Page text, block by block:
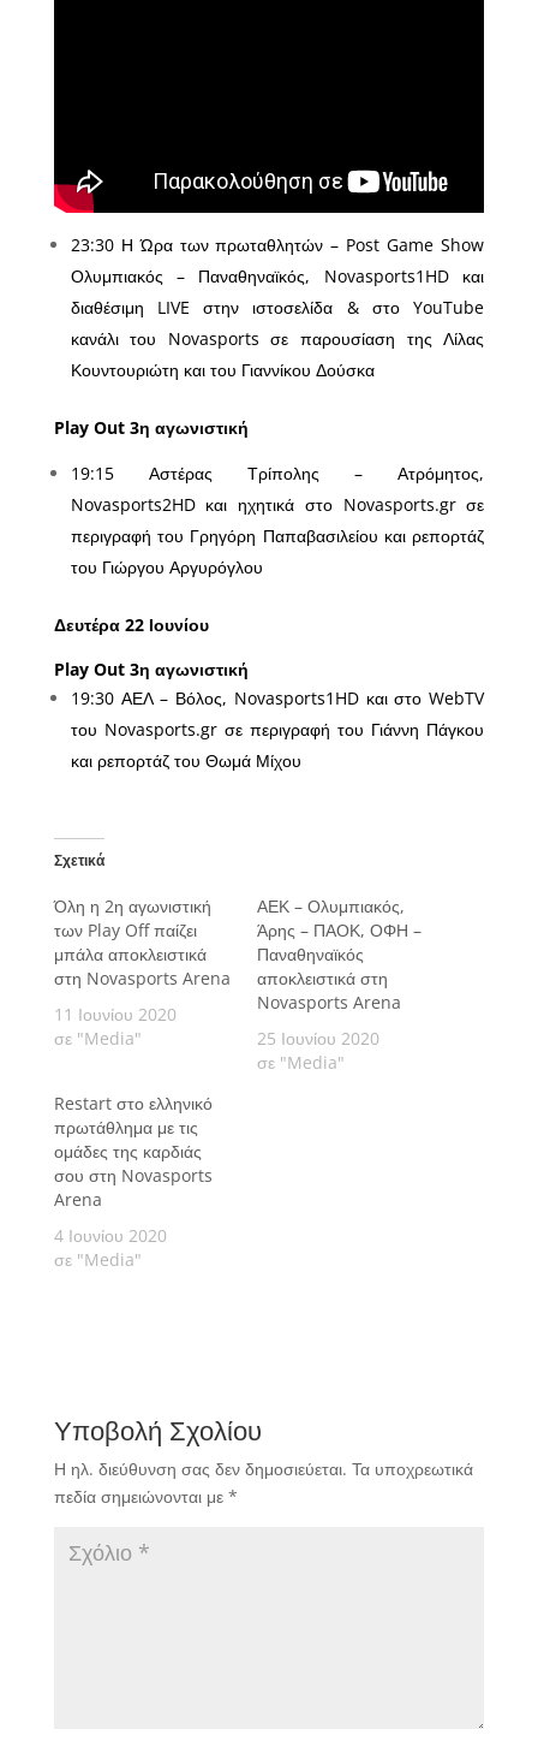
23:30 Η Ώρα των πρωταθλητών – Post Game Show
Ολυμπιακός – Παναθηναϊκός, Novasports1HD και
διαθέσιμη LIVE στην ιστοσελίδα & στο YouTube
κανάλι του Novasports σε παρουσίαση της Λίλας
Κουντουριώτη και του Γιαννίκου Δούσκα
Play Out 3η αγωνιστική
19:15 Αστέρας Τρίπολης – Ατρόμητος,
Novasports2HD και ηχητικά στο Novasports.gr σε
περιγραφή του Γρηγόρη Παπαβασιλείου και ρεπορτάζ
του Γιώργου Αργυρόγλου
Δευτέρα 22 Ιουνίου
Play Out 3η αγωνιστική
19:30 ΑΕΛ – Βόλος, Novasports1HD και στο WebTV
του Novasports.gr σε περιγραφή του Γιάννη Πάγκου
και ρεπορτάζ του Θωμά Μίχου
Σχετικά
Όλη η 2η αγωνιστική
των Play Off παίζει
μπάλα αποκλειστικά
στη Novasports Arena
11 Ιουνίου 2020
σε "Media"
ΑΕΚ – Ολυμπιακός,
Άρης – ΠΑΟΚ, ΟΦΗ –
Παναθηναϊκός
αποκλειστικά στη
Novasports Arena
25 Ιουνίου 2020
σε "Media"
Restart στο ελληνικό
πρωτάθλημα με τις
ομάδες της καρδιάς
σου στη Novasports
Arena
4 Ιουνίου 2020
σε "Media"
Υποβολή Σχολίου
Η ηλ. διεύθυνση σας δεν δημοσιεύεται. Τα υποχρεωτικά
πεδία σημειώνονται με *